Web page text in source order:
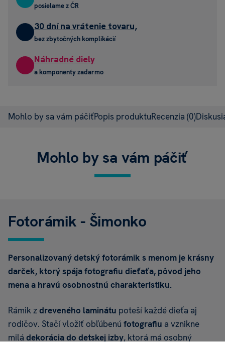
posielame z ČR
30 dní na vrátenie tovaru,
bez zbytočných komplikácií
Náhradné diely
a komponenty zadarmo
Mohlo by sa vám páčiťPopis produktuRecenzia (0)
Mohlo by sa vám páčiť
Fotorámik - Šimonko
Personalizovaný detský fotorámik s menom je krásny
darček, ktorý spája fotografiu dieťaťa, pôvod jeho
mena a hravú osobnostnú charakteristiku.
Rámik zdreveného laminátu poteší každé dieťa aj
rodičov. Stačí vložiť obľúbenú fotografiu a vznikne
milá dekorácia do detskej izby, ktorá má osobný